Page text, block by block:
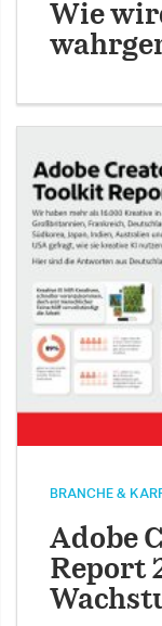
Wie
BRANCHE &
Adobe
Report